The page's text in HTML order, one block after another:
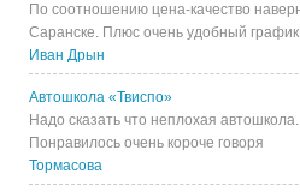
По соотношению цена-качество
Саранске. Плюс очень удобный
Иван Дрын
Автошкола «Твиспо»
Надо сказать что неплохая
Понравилось очень короче говоря
Тормасова